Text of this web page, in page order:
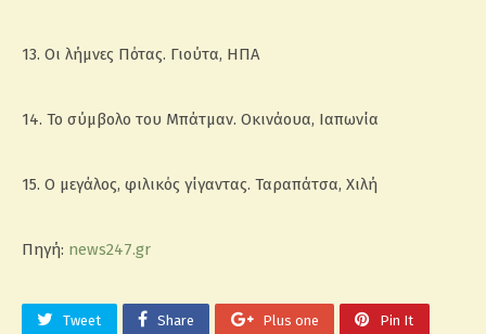
13. Οι λήμνες Πότας. Γιούτα, ΗΠΑ
14. Το σύμβολο του Μπάτμαν. Οκινάουα, Ιαπωνία
15. Ο μεγάλος, φιλικός γίγαντας. Ταραπάτσα, Χιλή
Πηγή: news247.gr
Tweet Share Plus one Pin It